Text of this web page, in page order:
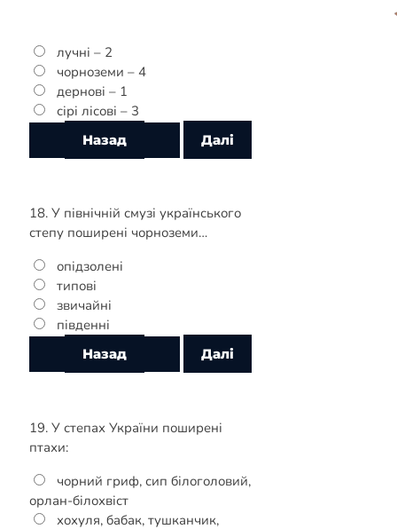
лучні – 2
чорноземи – 4
дернові – 1
сірі лісові – 3
18. У північній смузі українського
степу поширені чорноземи…
опідзолені
типові
звичайні
південні
19. У степах України поширені
птахи:
чорний гриф, сип білоголовий,
орлан-білохвіст
хохуля, бабак, тушканчик,